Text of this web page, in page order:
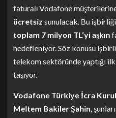
faturalı Vodafone
ücretsiz sunulacak. Bu
toplam 7 milyon TL’yi aşkın
hedefleniyor. Söz konusu
telekom sektöründe yaptığı
taşıyor.
Vodafone Türkiye İcra
Meltem Bakiler Şahin,